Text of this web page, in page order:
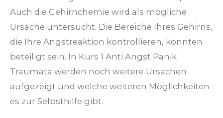
Auch die Gehirnchemie wird als mögliche
Ursache untersucht. Die Bereiche Ihres Gehirns,
die Ihre Angstreaktion kontrollieren, könnten
beteiligt sein. In Kurs 1 Anti Angst Panik
Traumata werden noch weitere Ursachen
aufgezeigt und welche weiteren Möglichkeiten
es zur Selbsthilfe gibt.